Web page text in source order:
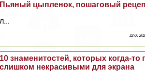
Пьяный цыпленок, пошаговый
л...
22 06
10 знаменитостей, которых когда-то
слишком некрасивыми для экрана